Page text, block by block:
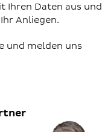
Ihren Daten aus und
Anliegen.
und melden uns